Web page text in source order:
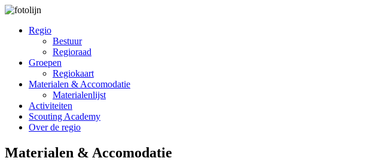
Regio
Bestuur
Regioraad
Groepen
Regiokaart
Materialen & Accomodatie
Materialenlijst
Activiteiten
Scouting Academy
Over de regio
Materialen & Accomodatie